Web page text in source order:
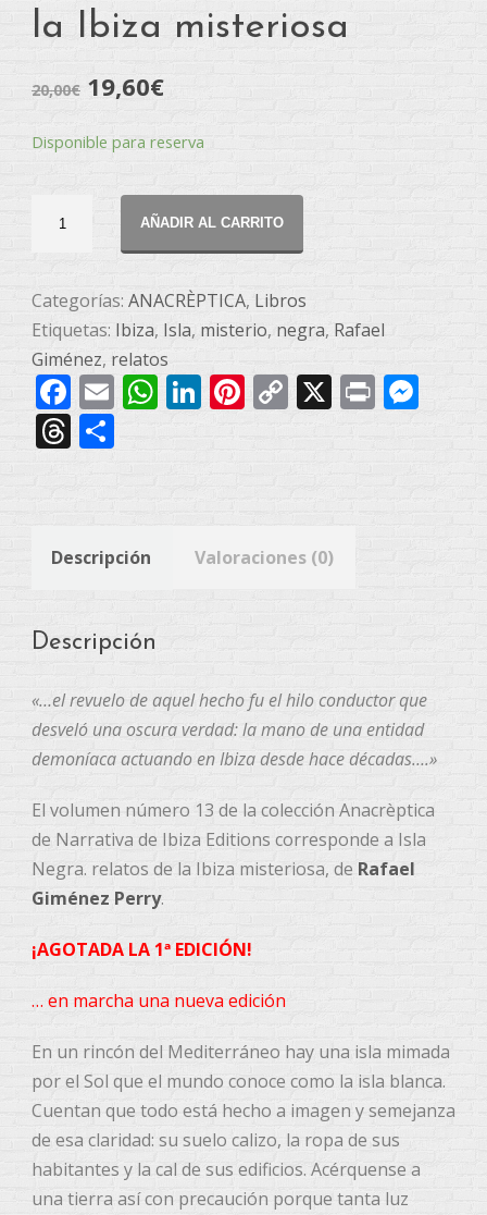
la Ibiza misteriosa
20,00€ 19,60€
Disponible para reserva
de
la
Ibiza
misteriosa
cantidad
AÑADIR AL CARRITO
Categorías: ANACRÈPTICA, Libros
Etiquetas: Ibiza, Isla, misterio, negra, Rafael
Giménez, relatos
Facebook
EmailWhatsApp
LinkedIn
Pinterest
Copy
X Print
Threads
Descripción Valoraciones (0)
Descripción
«…el revuelo de aquel hecho fu el hilo conductor que
desveló una oscura verdad: la mano de una entidad
demoníaca actuando en Ibiza desde hace décadas….»
El volumen número 13 de la colección Anacrèptica
de Narrativa de Ibiza Editions corresponde a Isla
Negra. relatos de la Ibiza misteriosa, de Rafael
Giménez Perry.
¡AGOTADA LA 1ª EDICIÓN!
… en marcha una nueva edición
En un rincón del Mediterráneo hay una isla mimada
por el Sol que el mundo conoce como la isla blanca.
Cuentan que todo está hecho a imagen y semejanza
de esa claridad: su suelo calizo, la ropa de sus
habitantes y la cal de sus edificios. Acérquense a
una tierra así con precaución porque tanta luz